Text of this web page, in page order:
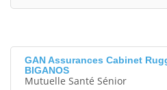
GAN Assurances Cabinet
BIGANOS
Mutuelle Santé Sénior